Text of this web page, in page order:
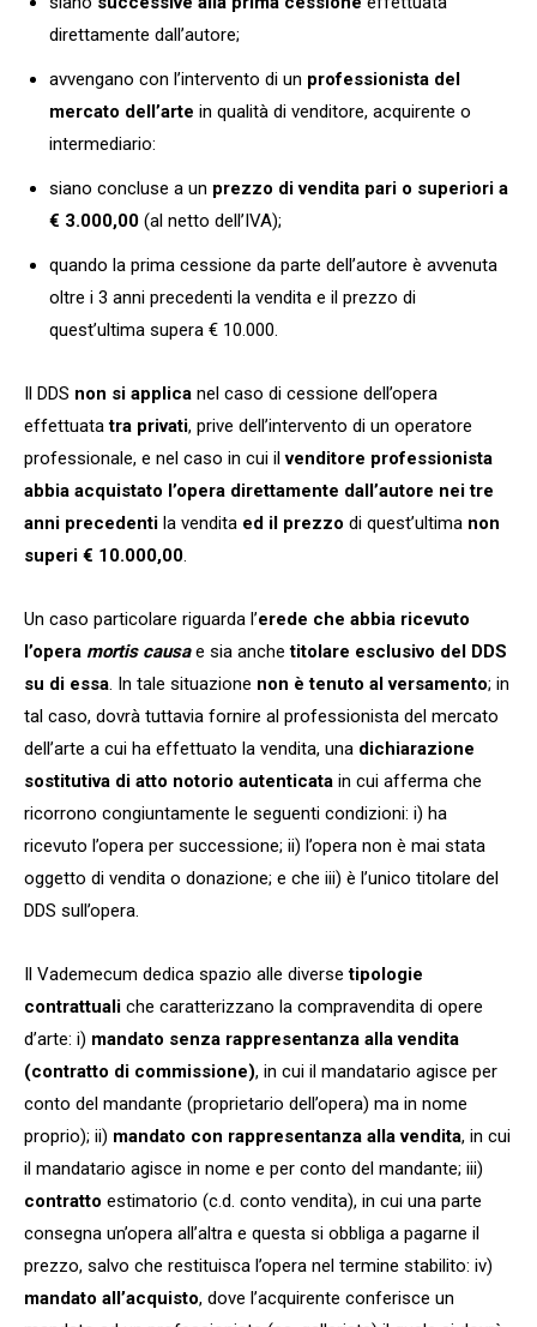
direttamente dall’autore;
avvengano con l’intervento di un professionista del
mercato dell’arte in qualità di venditore, acquirente o
intermediario:
siano concluse a un prezzo di vendita pari o superiori a
€ 3.000,00 (al netto dell’IVA);
quando la prima cessione da parte dell’autore è avvenuta
oltre i 3 anni precedenti la vendita e il prezzo di
quest’ultima supera € 10.000.
Il DDS non si applica nel caso di cessione dell’opera
effettuatatra privati, prive dell’intervento di un operatore
professionale, e nel caso in cui ilvenditore professionista
abbia acquistato l’opera direttamente dall’autore nei tre
anni precedenti la vendita ed il prezzo di quest’ultima non
superi € 10.000,00
Un caso particolare riguarda l’erede che abbia ricevuto
l’opera mortis causae sia anchetitolare esclusivo del DDS
su di essa . In tale situazione non è tenuto al versamento; in
tal caso, dovrà tuttavia fornire al professionista del mercato
dell’arte a cui ha effettuato la vendita, una dichiarazione
sostitutiva di atto notorio autenticata in cui afferma che
ricorrono congiuntamente le seguenti condizioni: i) ha
ricevuto l’opera per successione; ii) l’opera non è mai stata
oggetto di vendita o donazione; e che iii) è l’unico titolare del
DDS sull’opera.
Il Vademecum dedica spazio alle diversetipologie
contrattuali che caratterizzano la compravendita di opere
d’arte: i) mandato senza rappresentanza alla vendita
(contratto di commissione), in cui il mandatario agisce per
conto del mandante (proprietario dell’opera) ma in nome
proprio); ii) mandato con rappresentanza alla vendita, in cui
il mandatario agisce in nome e per conto del mandante; iii)
contratto estimatorio (c.d. conto vendita), in cui una parte
consegna un’opera all’altra e questa si obbliga a pagarne il
prezzo, salvo che restituisca l’opera nel termine stabilito: iv)
mandato all’acquisto, dove l’acquirente conferisce un